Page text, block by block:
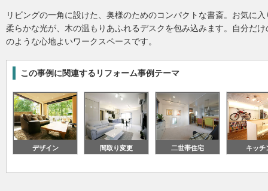
リビングの一角に設けた、奥様のためのコンパクトな書斎。お気に
柔らかな光が、木の温もりあふれるデスクを包み込みます。自分だ
のような心地よいワークスペースです。
この事例に関連するリフォーム事例テーマ
デザイン 間取り変更 二世帯住宅 キッチ